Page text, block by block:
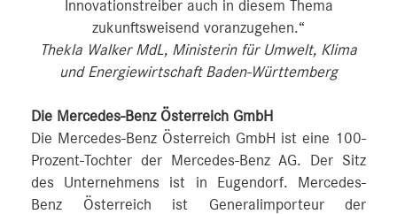
Innovationstreiber auch in diesem Thema
zukunftsweisend voranzugehen.“
Thekla Walker MdL, Ministerin für Umwelt, Klima
und Energiewirtschaft Baden-Württemberg
Die Mercedes-Benz Österreich GmbH
Die Mercedes-Benz Österreich GmbH ist eine 100-
Prozent-Tochter der Mercedes-Benz AG. Der Sitz
des Unternehmens ist in Eugendorf. Mercedes-
Benz Österreich ist Generalimporteur der